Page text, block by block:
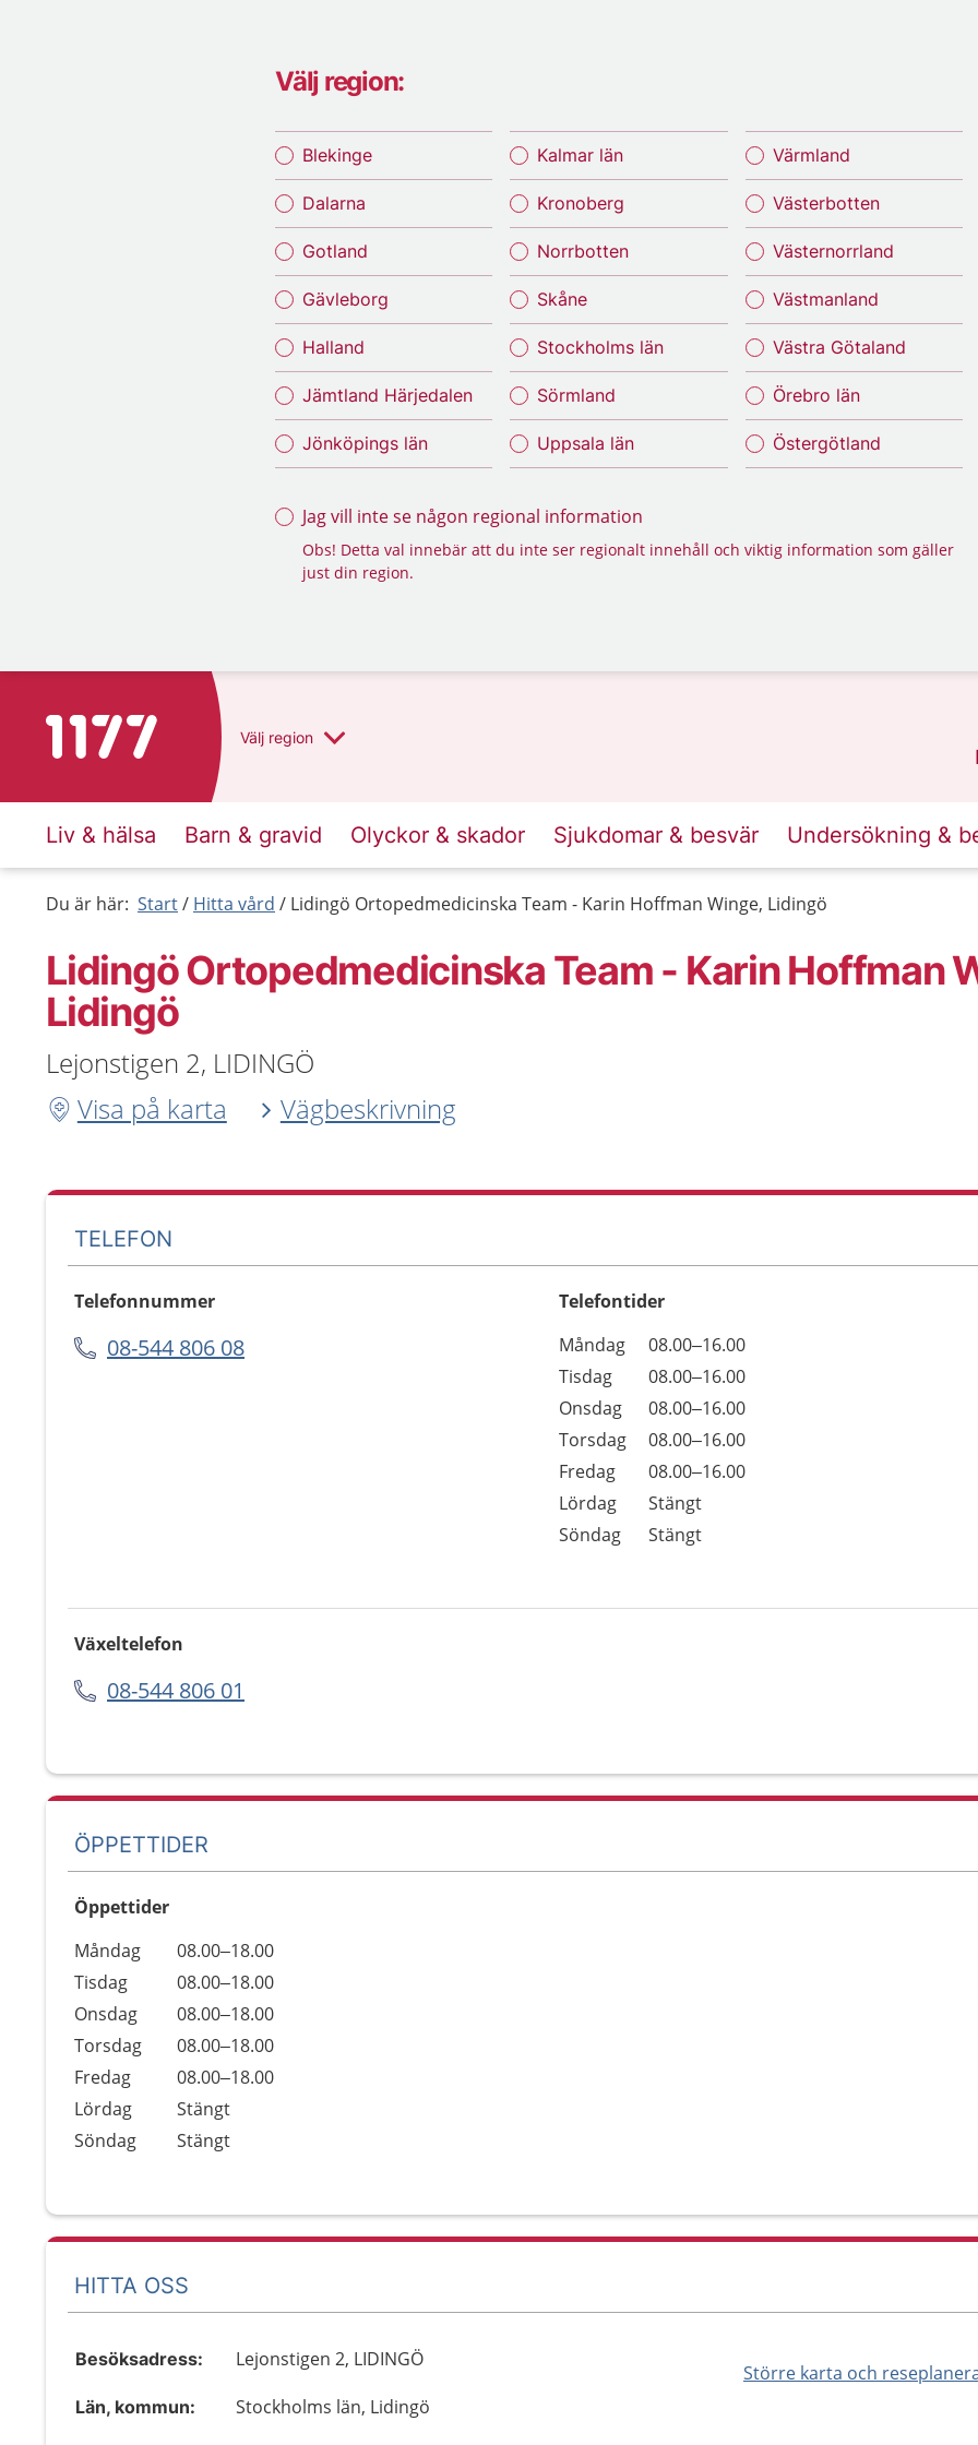
Välj region:
Blekinge
Dalarna
Gotland
Gävleborg
Halland
Jämtland Härjedalen
Jönköpings län
Kalmar län
Kronoberg
Norrbotten
Skåne
Stockholms län
Sörmland
Uppsala län
Värmland
Västerbotten
Västernorrland
Västmanland
Västra Götaland
Örebro län
Östergötland
Jag vill inte se någon regional information
Obs! Detta val innebär att du inte ser regionalt innehåll och viktig information som gäller
just din region.
Till startsidan för 1177 Välj region
Liv & hälsa Barn & gravid Olyckor & skador Sjukdomar & besvär Undersökning &
Du är här: Start Hitta vård Lidingö Ortopedmedicinska Team - Karin Hoffman Winge, Lidingö
Lidingö Ortopedmedicinska Team - Karin Hoffman
Lidingö
Lejonstigen 2, LIDINGÖ
Visa på karta
Vägbeskrivning
TELEFON
Telefonnummer
08-544 806 08
Telefontider
Dag
Öppettider
Kommentarer
Måndag
08.00–16.00
Tisdag
08.00–16.00
Onsdag
08.00–16.00
Torsdag
08.00–16.00
Fredag
08.00–16.00
Lördag
Stängt
Söndag
Stängt
Växeltelefon
08-544 806 01
ÖPPETTIDER
Öppettider
Dag
Öppettider
Kommentarer
Måndag
08.00–18.00
Tisdag
08.00–18.00
Onsdag
08.00–18.00
Torsdag
08.00–18.00
Fredag
08.00–18.00
Lördag
Stängt
Söndag
Stängt
HITTA OSS
Större karta och
Besöksadress: Lejonstigen 2, LIDINGÖ
Län, kommun: Stockholms län, Lidingö